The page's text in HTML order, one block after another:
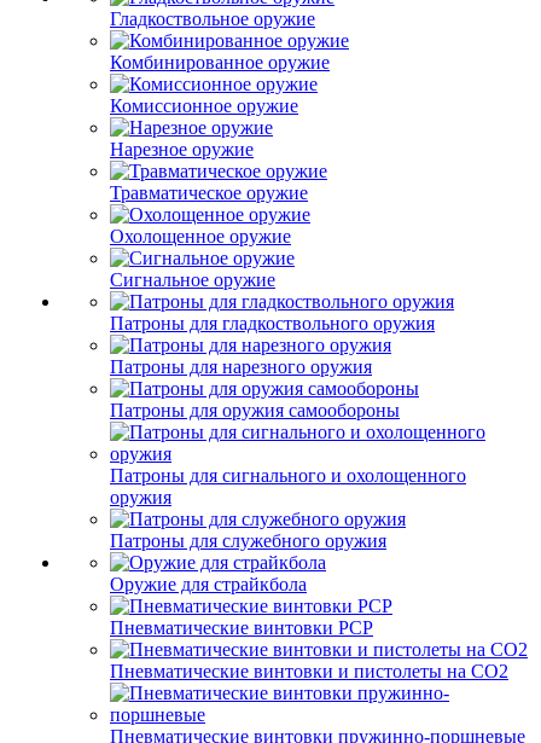
Гладкоствольное оружие
Комбинированное оружие
Комиссионное оружие
Нарезное оружие
Травматическое оружие
Охолощенное оружие
Сигнальное оружие
Патроны для гладкоствольного оружия
Патроны для нарезного оружия
Патроны для оружия самообороны
Патроны для сигнального и охолощенного
оружия
Патроны для служебного оружия
Оружие для страйкбола
Пневматические винтовки PCP
Пневматические винтовки и пистолеты на CO2
Пневматические винтовки пружинно-поршневые